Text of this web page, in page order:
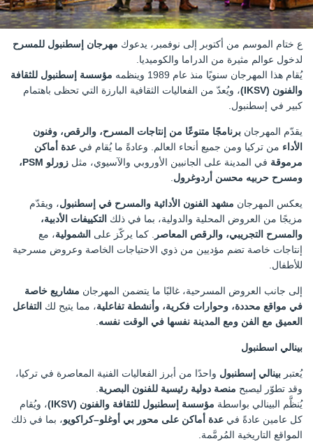
ع ختام الموسم من أكتوبر إلى نوفمبر، يدعوك مهرجان إسطنبول للمسرح
لدخول عوالم مثيرة من الدراما والكوميديا.
يُقام هذا المهرجان سنويًا منذ عام 1989 وينظمه
مؤسسة إسطنبول للثقافة
والفنون (IKSV)
، ويُعدّ من الفعاليات الثقافية البارزة التي تحظى باهتمام
كبير في إسطنبول.
يقدّم المهرجان برنامجًا متنوعًا من إنتاجات المسرح، والرقص، وفنون
الأداء من تركيا ومن جميع أنحاء العالم. وعادةً ما يُقام في عدة أماكن
مرموقة في المدينة على الجانبين الأوروبي والآسيوي، مثل
زورلو PSM،
ومسرح حربيه محسن أردوغرول
يعكس المهرجان مشهد الفنون الأدائية والمسرح في إسطنبول، ويقدّم
مزيجًا من العروض المحلية والدولية، بما في ذلك التكييفات الأدبية،
والمسرح التجريبي، والرقص المعاصر
. كما يركّز على الشمولية، مع
إنتاجات خاصة تضم مؤديين من ذوي الاحتياجات الخاصة وعروض مسرحية
للأطفال.
إلى جانب العروض المسرحية، غالبًا ما يتضمن المهرجان مشاريع خاصة
في مواقع محددة، وحوارات فكرية، وأنشطة تفاعلية، مما يتيح لك التفاعل
العميق مع الفن ومع المدينة نفسها في الوقت نفسه
بينالي اسطنبول
يُعتبر بينالي إسطنبول واحدًا من أبرز الفعاليات الفنية المعاصرة في تركيا،
وقد تطوّر ليصبح منصة دولية رئيسية للفنون البصرية
يُنظَّم البينالي بواسطة مؤسسة إسطنبول للثقافة والفنون (IKSV)
، ويُقام
كل عامين عادةً في عدة أماكن على محور بي أوغلو–كراكويو، بما في ذلك
المواقع التاريخية المُرمَّمة.